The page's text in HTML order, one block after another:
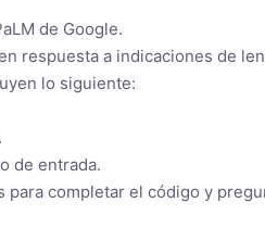
de Google.
respuesta a indicaciones de
lo siguiente:
de entrada.
completar el código y